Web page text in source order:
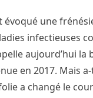
une
infectieuses
aujourd’hui la
en 2017. Mais
a changé le